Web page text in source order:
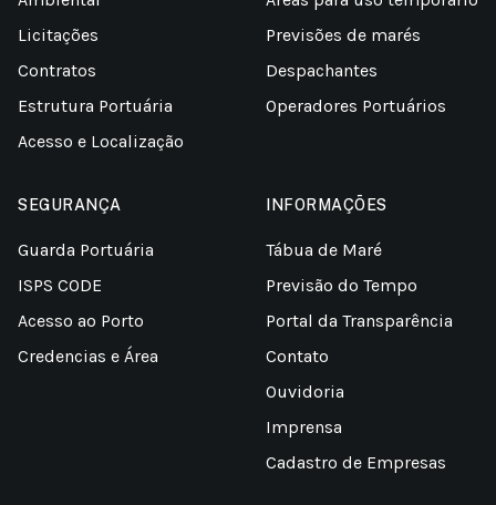
Licitações
Contratos
Estrutura Portuária
Acesso e Localização
Previsões de marés
Despachantes
Operadores Portuários
SEGURANÇA
Guarda Portuária
ISPS CODE
Acesso ao Porto
Credencias e Área
INFORMAÇÕES
Tábua de Maré
Previsão do Tempo
Portal da Transparência
Contato
Ouvidoria
Imprensa
Cadastro de Empresas